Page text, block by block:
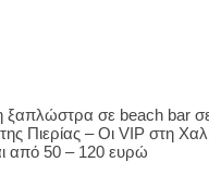
ξαπλώστρα σε beach bar
Πιερίας – Οι VIP στη
από 50 – 120 ευρώ